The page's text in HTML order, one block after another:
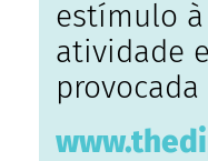
estímulo
atividade